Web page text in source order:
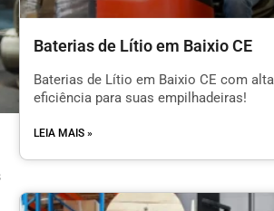
Baterias de Lítio em Baixio CE
Baterias de Lítio em Baixio CE com alta
eficiência para suas empilhadeiras!
LEIA MAIS »